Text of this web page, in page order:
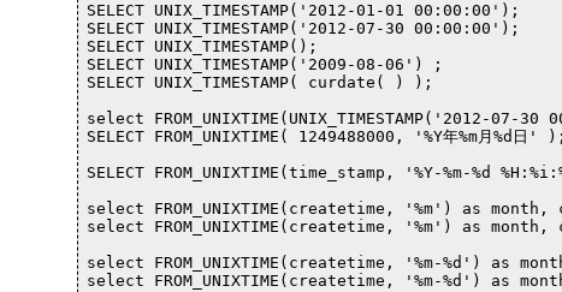
SELECT UNIX_TIMESTAMP('2012-01-01 00:00:00');
SELECT UNIX_TIMESTAMP('2012-07-30 00:00:00');
SELECT UNIX_TIMESTAMP();
SELECT UNIX_TIMESTAMP('2009-08-06') ;
SELECT UNIX_TIMESTAMP( curdate( ) );
select FROM_UNIXTIME(UNIX_TIMESTAMP('2012-07-
SELECT FROM_UNIXTIME( 1249488000, '%Y年%m月%d日' );
SELECT FROM_UNIXTIME(time_stamp, '%Y-%m-%d
select FROM_UNIXTIME(createtime, '%m') as month,
select FROM_UNIXTIME(createtime, '%m') as month,
select FROM_UNIXTIME(createtime, '%m-%d') as
select FROM_UNIXTIME(createtime, '%m-%d') as